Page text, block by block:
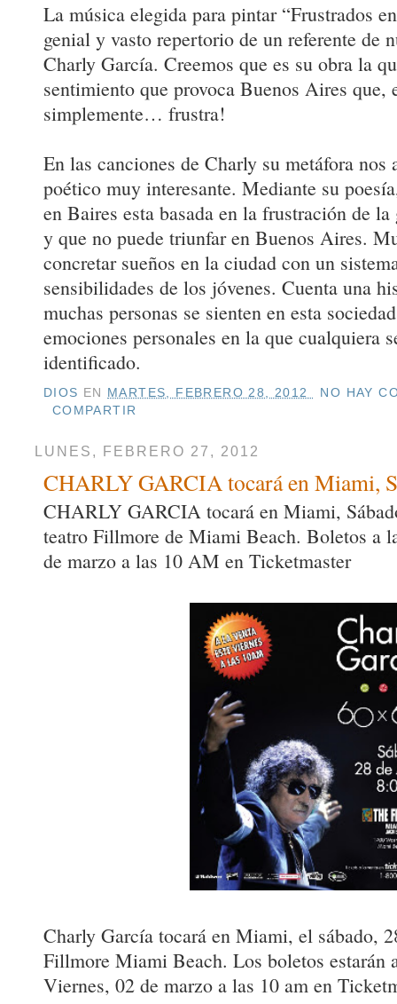
La música elegida para pintar “Frustrados
genial y vasto repertorio de un referente de
Charly García. Creemos que es su obra la
sentimiento que provoca Buenos Aires
simplemente… frustra!
En las canciones de Charly su metáfora nos
poético muy interesante. Mediante su
en Baires esta basada en la frustración de
y que no puede triunfar en Buenos Aires.
concretar sueños en la ciudad con un
sensibilidades de los jóvenes. Cuenta una
muchas personas se sienten en esta
emociones personales en la que cualquiera
identificado.
DIOS EN MARTES, FEBRERO 28, 2012
NO HAY
COMPARTIR
LUNES, FEBRERO 27, 2012
CHARLY GARCIA tocará en Miami,
CHARLY GARCIA tocará en Miami,
teatro Fillmore de Miami Beach. Boletos a
de marzo a las 10 AM en Ticketmaster
Charly García tocará en Miami, el sábado,
Fillmore Miami Beach. Los boletos estarán
Viernes, 02 de marzo a las 10 am en